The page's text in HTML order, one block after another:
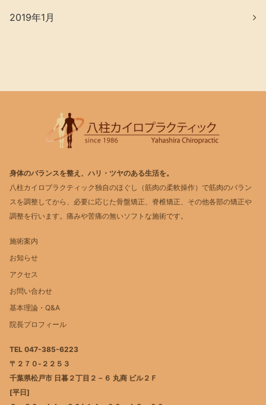
2019年1月
身体のバランスを整え、ハリ・ツヤのある生活を。
八柱カイロプラクティック独自のほぐし（筋肉の柔軟操作）で筋肉のバラン
スを調整してから、必要に応じた骨盤矯正、脊椎矯正、その他各部の矯正や
調整を行います。痛みや苦痛の無いソフトな施術です。
施術案内
お知らせ
アクセス
お問い合わせ
基本理論・Q&A
院長プロフィール
TEL 047-385-6223
〒２７０-２２５３
千葉県松戸市 日暮２丁目２－６ 丸商 ビル２Ｆ
[平日]